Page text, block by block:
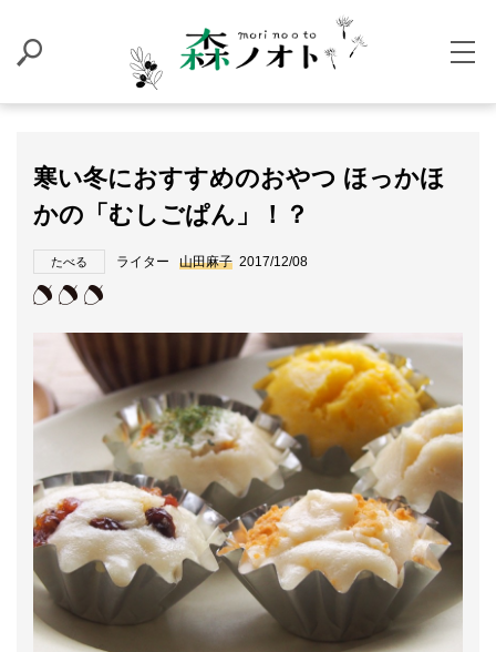
寒い冬におすすめのおやつ ほっかほ
かの「むしごぱん」！？
たべる ライター 山田麻子 2017/12/08